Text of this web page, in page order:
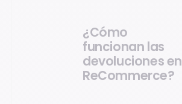
¿Cómo
funcionan las
devoluciones en
ReCommerce?